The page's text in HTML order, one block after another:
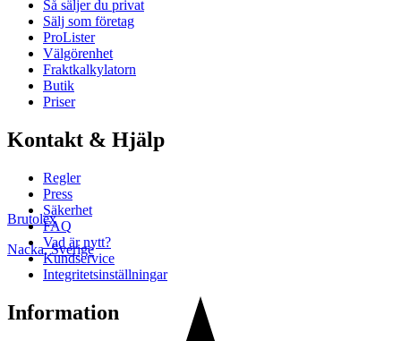
Brutolex
Nacka,Sverige
Så säljer du privat
Sälj som företag
ProLister
Välgörenhet
Fraktkalkylatorn
Butik
Priser
Kontakt & Hjälp
Regler
Press
Säkerhet
FAQ
Vad är nytt?
Kundservice
Integritetsinställningar
Information